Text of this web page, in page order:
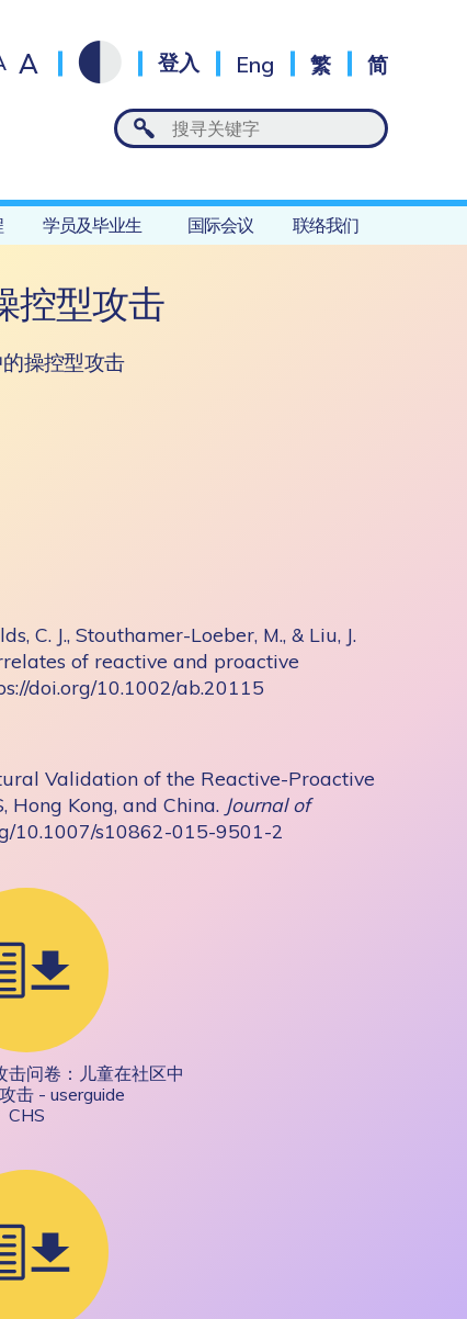
A 登入 Eng 繁 简
学员及毕业生 国际会议 联络我们
控型攻击
操控型攻击
C. J., Stouthamer-Loeber, M., & Liu, J.
of reactive and proactive
doi.org/10.1002/ab.20115
Validation of the Reactive-Proactive
Hong Kong, and China. Journal of
10.1007/s10862-015-9501-2
击问卷：儿童在社区中
击 - userguide
CHS